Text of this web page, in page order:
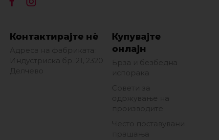
Контактирајте нè
Адреса на фабриката:
Индустриска бр. 21, 2320
Делчево
Купувајте
онлајн
Брза и безбедна
испорака
Совети за
одржување на
производите
Често поставувани
прашања